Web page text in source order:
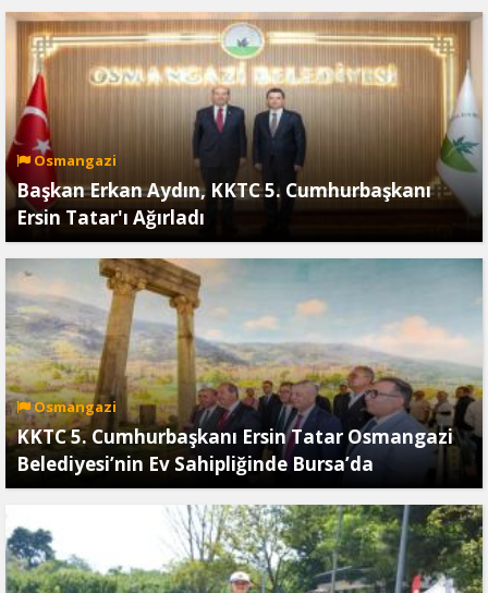
Osmangazi
Başkan Erkan Aydın, KKTC 5. Cumhurbaşkanı
Ersin Tatar'ı Ağırladı
Osmangazi
KKTC 5. Cumhurbaşkanı Ersin Tatar Osmangazi
Belediyesi’nin Ev Sahipliğinde Bursa’da